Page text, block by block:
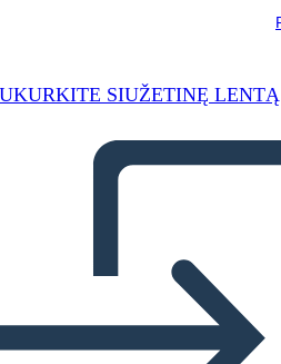
SIUŽETINĘ LENTĄ